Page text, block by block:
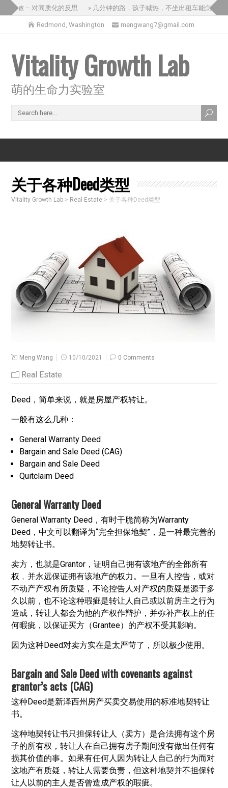
之旅 – 对同质化的反思 » 几分钟的路，孩子喊热，不坐出租车能怎么办？
Redmond, Washington mengwang7@gmail.com
Vitality Growth Lab
萌的生命力实验室
关于各种Deed类型
Vitality Growth Lab > Real Estate > 关于各种Deed类型
Meng Wang 10/10/2021 0 Comments
Real Estate
Deed，简单来说，就是房屋产权转让。
一般有这么几种：
General Warranty Deed
Bargain and Sale Deed (CAG)
Bargain and Sale Deed
Quitclaim Deed
General Warranty Deed
General Warranty Deed，有时干脆简称为Warranty
Deed，中文可以翻译为“完全担保地契”，是一种最完善的
地契转让书。
卖方，也就是Grantor，证明自己拥有该地产的全部所有
权﹐并永远保证拥有该地产的权力。一旦有人控告，或对
不动产产权有所质疑，不论控告人对产权的质疑是源于多
久以前，也不论这种瑕疵是转让人自己或以前房主之行为
造成，转让人都会为他的产权作辩护，并弥补产权上的任
何暇疵，以保证买方（Grantee）的产权不受其影响。
因为这种Deed对卖方实在是太严苛了，所以极少使用。
Bargain and Sale Deed with covenants against
grantor’s acts (CAG)
这种Deed是新泽西州房产买卖交易使用的标准地契转让
书。
这种地契转让书只担保转让人（卖方）是合法拥有这个房
子的所有权，转让人在自己拥有房子期间没有做出任何有
损其价值的事。如果有任何人因为转让人自己的行为而对
这地产有质疑，转让人需要负责，但这种地契并不担保转
让人以前的主人是否曾造成产权的瑕疵。